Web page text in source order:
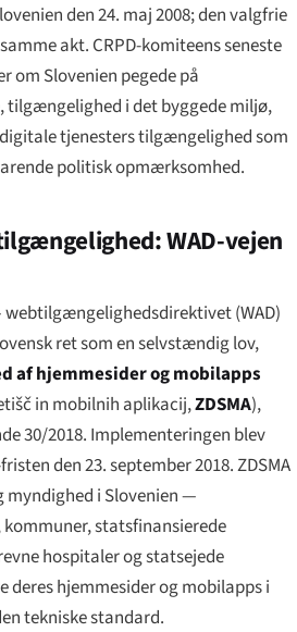
den 24. maj 2008; den valgfrie
akt. CRPD-komiteens seneste
Slovenien pegede på
tilgængelighed i det byggede miljø,
tjenesters tilgængelighed som
politisk opmærksomhed.
WAD-vejen
webtilgængelighedsdirektivet (WAD)
ret som en selvstændig lov,
af hjemmesider og mobilapps
in mobilnih aplikacij,ZDSMA),
30/2018. Implementeringen blev
den 23. september 2018. ZDSMA
i Slovenien —
statsfinansierede
hospitaler og statsejede
hjemmesider og mobilapps i
tekniske standard.